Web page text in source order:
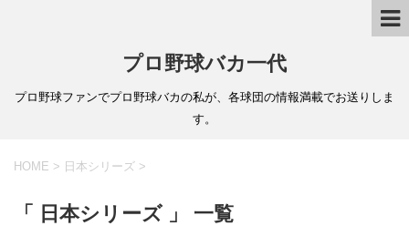
プロ野球バカ一代
プロ野球ファンでプロ野球バカの私が、各球団の情報満載でお送りしま
す。
HOME > 日本シリーズ >
「 日本シリーズ 」 一覧